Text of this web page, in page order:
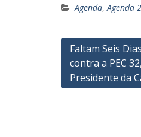
Agenda,Agenda
Navegação
de
Post
Faltam Seis
contra a PEC
Presidente da